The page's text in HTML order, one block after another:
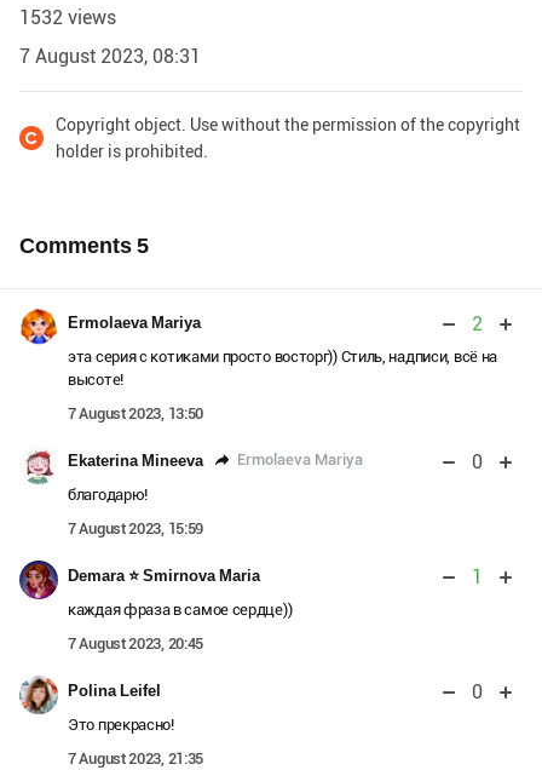
1532 views
7 August 2023, 08:31
Copyright object. Use without the permission of the copyright
holder is prohibited.
Comments5
Ermolaeva Mariya 2
эта серия с котиками просто восторг)) Стиль, надписи, всё на
высоте!
7 August 2023, 13:50
Ekaterina Mineeva Ermolaeva Mariya 0
благодарю!
7 August 2023, 15:59
Demara ⭐️ Smirnova Maria 1
каждая фраза в самое сердце))
7 August 2023, 20:45
Polina Leifel 0
Это прекрасно!
7 August 2023, 21:35